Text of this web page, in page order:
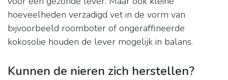
hoeveelheden verzadigd vet in de vorm van
bijvoorbeeld roomboter of ongeraffineerde
kokosolie houden de lever mogelijk in balans.
Kunnen de nieren zich herstellen?